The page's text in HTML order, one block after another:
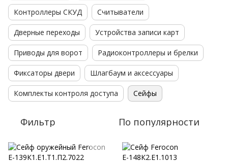
Контроллеры СКУД Считыватели
Дверные переходы Устройства записи карт
Приводы для ворот Радиоконтроллеры и брелки
Фиксаторы двери Шлагбаум и аксессуары
Комплекты контроля доступа Сейфы
Фильтр По популярности